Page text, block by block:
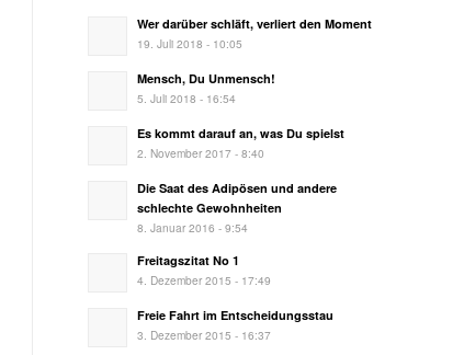
Wer darüber schläft, verliert den Moment
19. Juli 2018 - 10:05
Mensch, Du Unmensch!
5. Juli 2018 - 16:54
Es kommt darauf an, was Du spielst
2. November 2017 - 8:40
Die Saat des Adipösen und andere
schlechte Gewohnheiten
8. Januar 2016 - 9:54
Freitagszitat No 1
4. Dezember 2015 - 17:49
Freie Fahrt im Entscheidungsstau
3. Dezember 2015 - 16:37